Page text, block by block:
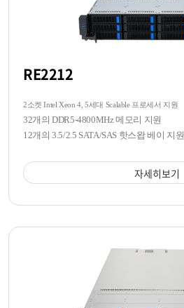
RE2212
2소켓 Intel Xeon 4, 5세대 Scalable 프로세서 지원
32개의 DDR5-4800MHz 메모리 지원
12개의 3.5/2.5 SATA/SAS 핫스왑 베이 지원
자세히보기